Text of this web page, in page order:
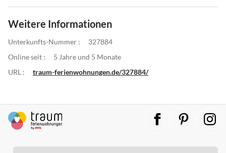
Weitere Informationen
Unterkunfts-Nummer :
327884
Online seit :
5 Jahre und 5 Monate
URL :
traum-ferienwohnungen.de/327884/